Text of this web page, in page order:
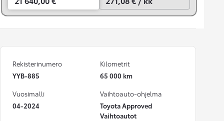
Rekisterinumero
YYB-885
Kilometrit
65 000 km
Vuosimalli
04-2024
Vaihtoauto-ohjelma
Toyota Approved
Vaihtoautot